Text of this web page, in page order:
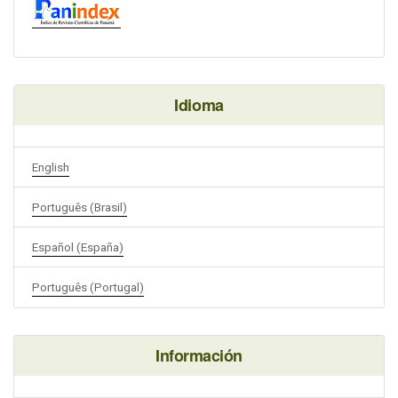
Idioma
English
Português (Brasil)
Español (España)
Português (Portugal)
Información